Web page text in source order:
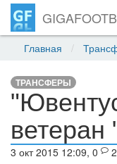
Главная
ТРАНСФЕРЫ
ветеран
3 окт 2015 12:09, 0